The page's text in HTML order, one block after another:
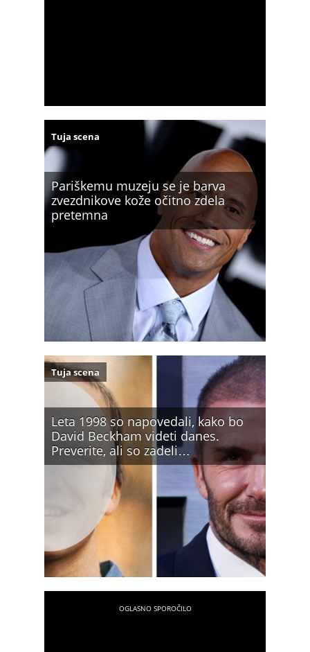
Pariškemu muzeju se je barva
zvezdnikove kože očitno zdela
pretemna
Tuja scena
Leta 1998 so napovedali, kako bo
David Beckham videti danes.
Preverite, ali so zadeli…
Tuja scena